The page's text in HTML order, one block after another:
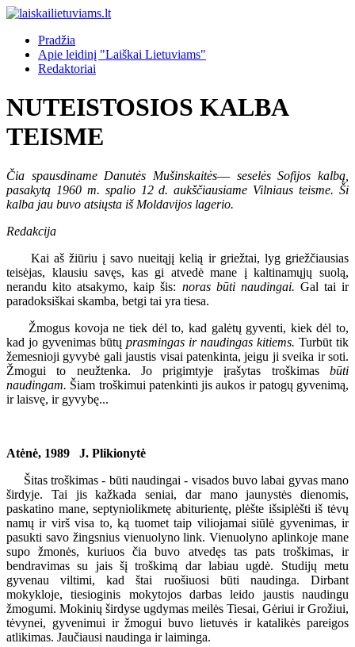
Pradžia
Apie leidinį "Laiškai Lietuviams"
Redaktoriai
NUTEISTOSIOS KALBA
TEISME
Čia spausdiname Danutės Mušinskaitės— seselės Sofijos kalbą,
pasakytą 1960 m. spalio 12 d. aukščiausiame Vilniaus teisme. Ši
kalba jau buvo atsiųsta iš Moldavijos lagerio.
Redakcija
Kai aš žiūriu į savo nueitąjį kelią ir griežtai, lyg griežčiausias
teisėjas, klausiu savęs, kas gi atvedė mane į kaltinamųjų suolą,
nerandu kito atsakymo, kaip šis: noras būti naudingai. Gal tai ir
paradoksiškai skamba, betgi tai yra tiesa.
Žmogus kovoja ne tiek dėl to, kad galėtų gyventi, kiek dėl to,
kad jo gyvenimas būtų prasmingas ir naudingas kitiems. Turbūt tik
žemesnioji gyvybė gali jaustis visai patenkinta, jeigu ji sveika ir soti.
Žmogui to neužtenka. Jo prigimtyje įrašytas troškimas būti
naudingam. Šiam troškimui patenkinti jis aukos ir patogų gyvenimą,
ir laisvę, ir gyvybę...
Atėnė, 1989 J. Plikionytė
Šitas troškimas - būti naudingai - visados buvo labai gyvas mano
širdyje. Tai jis kažkada seniai, dar mano jaunystės dienomis,
paskatino mane, septyniolikmetę abiturientę, plėšte išsiplėšti iš tėvų
namų ir virš visa to, ką tuomet taip viliojamai siūlė gyvenimas, ir
pasukti savo žingsnius vienuolyno link. Vienuolyno aplinkoje mane
supo žmonės, kuriuos čia buvo atvedęs tas pats troškimas, ir
bendravimas su jais šį troškimą dar labiau ugdė. Studijų metu
gyvenau viltimi, kad štai ruošiuosi būti naudinga. Dirbant
mokykloje, tiesioginis mokytojos darbas leido jaustis naudingu
žmogumi. Mokinių širdyse ugdymas meilės Tiesai, Gėriui ir Grožiui,
tėvynei, gyvenimui ir žmogui buvo lietuvės ir katalikės pareigos
atlikimas. Jaučiausi naudinga ir laiminga.